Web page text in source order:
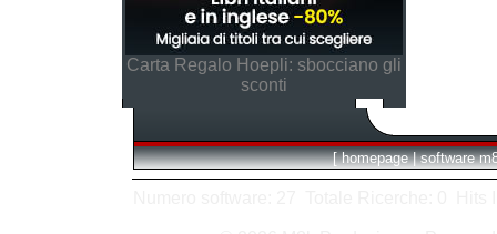
Carta Regalo Hoepli: sbocciano gli
sconti
[ homepage | software